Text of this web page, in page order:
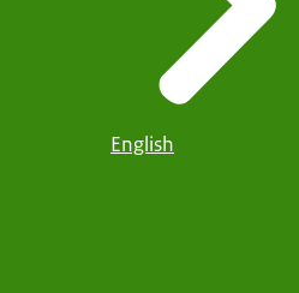
English